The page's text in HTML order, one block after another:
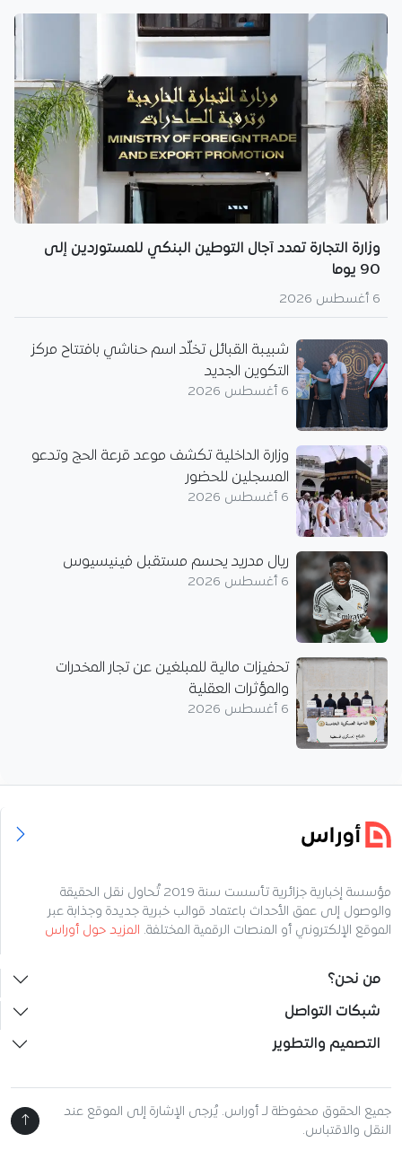
وزارة التجارة تمدد آجال التوطين البنكي للمستوردين إلى
90 يوما
6 أغسطس 2026
شبيبة القبائل تخلّد اسم حناشي بافتتاح مركز
التكوين الجديد
6 أغسطس 2026
وزارة الداخلية تكشف موعد قرعة الحج وتدعو
المسجلين للحضور
6 أغسطس 2026
ريال مدريد يحسم مستقبل فينيسيوس
6 أغسطس 2026
تحفيزات مالية للمبلغين عن تجار المخدرات
والمؤثرات العقلية
6 أغسطس 2026
مؤسسة إخبارية جزائرية تأسست سنة 2019 تُحاول نقل الحقيقة
والوصول إلى عمق الأحداث باعتماد قوالب خبرية جديدة وجذابة عبر
الموقع الإلكتروني أو المنصات الرقمية المختلفة. المزيد حول أوراس
من نحن؟
شبكات التواصل
التصميم والتطوير
جميع الحقوق محفوظة لـ أوراس. يُرجى الإشارة إلى الموقع عند
النقل والاقتباس.